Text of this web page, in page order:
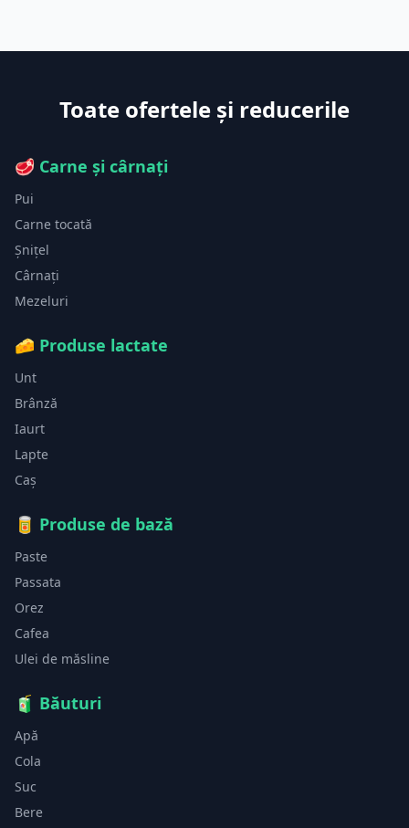
Toate ofertele și reducerile
🥩 Carne și cârnați
Pui
Carne tocată
Șnițel
Cârnați
Mezeluri
🧀 Produse lactate
Unt
Brânză
Iaurt
Lapte
Caș
🥫 Produse de bază
Paste
Passata
Orez
Cafea
Ulei de măsline
🧃 Băuturi
Apă
Cola
Suc
Bere